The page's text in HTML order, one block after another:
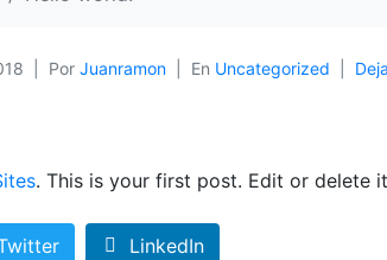
Por Juanramon En Uncategorized
. This is your first post. Edit or delete
LinkedIn